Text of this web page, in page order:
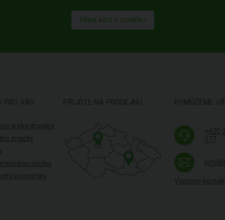
PŘIHLÁSIT K ODBĚRU
PRO VÁS
a eko drogerii
značky
složku
kosmetiky
PŘIJĎTE NA PRODEJNU
4
POMŮŽEME
+420
077
Všechny